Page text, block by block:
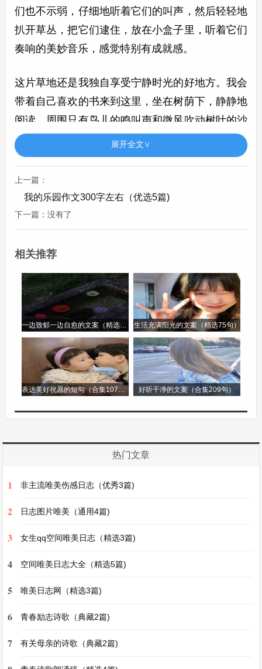
们也不示弱，仔细地听着它们的叫声，然后轻轻地
扒开草丛，把它们逮住，放在小盒子里，听着它们
奏响的美妙音乐，感觉特别有成就感。
这片草地还是我独自享受宁静时光的好地方。我会
带着自己喜欢的书来到这里，坐在树荫下，静静地
阅读。周围只有鸟儿的鸣叫声和微风吹动树叶的沙
沙声，仿佛整个世界都变得安静下来。我沉浸在书
的世界里，随着书中的情节或喜或悲。在这片草地
上，我可以尽情地放松自己，远离城市的喧嚣，感
受大自然的美好与宁静。
村头的这片草地，充满了我的欢声笑语，承载了我
许多美好的回忆，它就是我心中独一无二的乐园。
四年级下册语文作文我的乐园第2篇
四年级下册语文作文我的乐园
我的乐园，不是那热闹非凡的游乐场，也不是那琳
琅满目的商场，而是我家的小院。
小院不大，却充满了生机与乐趣。一走进小院，首
先映入眼帘的是那几株高大的桂花树。每到秋天，
桂花开满枝头，那星星点点的黄色小花，散发出沁
佛给小院披上了一层香甜的薄纱。我常常在桂花树
白如雪的云朵在蓝天中慢慢飘荡。有时候，我还会
闭上眼睛，静静享受着桂花雨洒落在身上的美妙感
小院的角落里，还有一个小小的花坛。花坛里种满
子里，这些花儿争奇斗艳，竞相开放。我喜欢拿着
小水壶给它们浇水，看着水珠在花瓣上滚动，如同
展开全文∨
上一篇：
我的乐园作文300字左右（优选5篇)
下一篇：没有了
相关推荐
一边致郁一边自愈的文案（精选96句） 生活充满阳光的文案（精选75句）
表达美好祝愿的短句（合集107句） 好听干净的文案（合集209句）
热门文章
1 非主流唯美伤感日志（优秀3篇)
2 日志图片唯美（通用4篇)
3 女生qq空间唯美日志（精选3篇)
4 空间唯美日志大全（精选5篇)
5 唯美日志网（精选3篇)
6 青春励志诗歌（典藏2篇)
7 有关母亲的诗歌（典藏2篇)